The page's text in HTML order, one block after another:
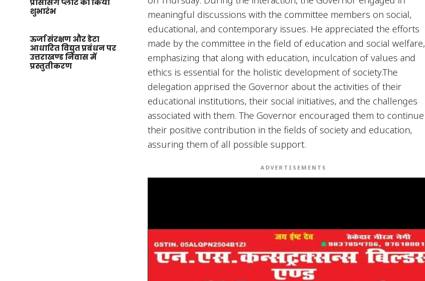
प्रोसेसिंग प्लांट का किया
शुभारंभ
ऊर्जा संरक्षण और डेटा
आधारित विद्युत प्रबंधन पर
उत्तराखण्ड निवास में
प्रस्तुतीकरण
meaningful discussions with the committee members on social,
educational, and contemporary issues. He appreciated the efforts
made by the committee in the field of education and social welfare,
emphasizing that along with education, inculcation of values and
ethics is essential for the holistic development of society.The
delegation apprised the Governor about the activities of their
educational institutions, their social initiatives, and the challenges
associated with them. The Governor encouraged them to continue
their positive contribution in the fields of society and education,
assuring them of all possible support.
ADVERTISEMENTS